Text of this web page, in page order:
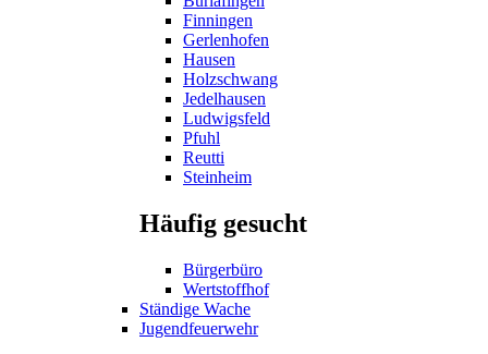
Finningen
Gerlenhofen
Hausen
Holzschwang
Jedelhausen
Ludwigsfeld
Pfuhl
Reutti
Steinheim
Häufig gesucht
Bürgerbüro
Wertstoffhof
Ständige Wache
Jugendfeuerwehr